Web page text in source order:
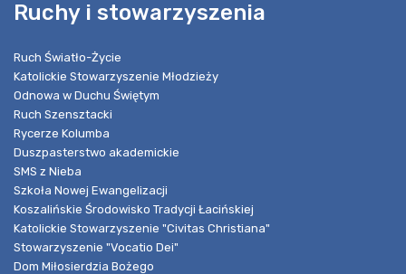
Ruchy i stowarzyszenia
Ruch Światło-Życie
Katolickie Stowarzyszenie Młodzieży
Odnowa w Duchu Świętym
Ruch Szensztacki
Rycerze Kolumba
Duszpasterstwo akademickie
SMS z Nieba
Szkoła Nowej Ewangelizacji
Koszalińskie Środowisko Tradycji Łacińskiej
Katolickie Stowarzyszenie "Civitas Christiana"
Stowarzyszenie "Vocatio Dei"
Dom Miłosierdzia Bożego